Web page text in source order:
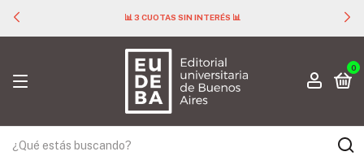
📊 3 CUOTAS SIN INTERÉS 📊
0